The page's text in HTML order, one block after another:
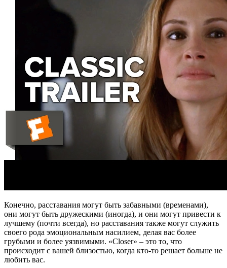
Конечно, расставания могут быть забавными (временами),
они могут быть дружескими (иногда), и они могут привести к
лучшему (почти всегда), но расставания также могут служить
своего рода эмоциональным насилием, делая вас более
грубыми и более уязвимыми. «Closer» – это то, что
происходит с вашей близостью, когда кто-то решает больше не
любить вас.